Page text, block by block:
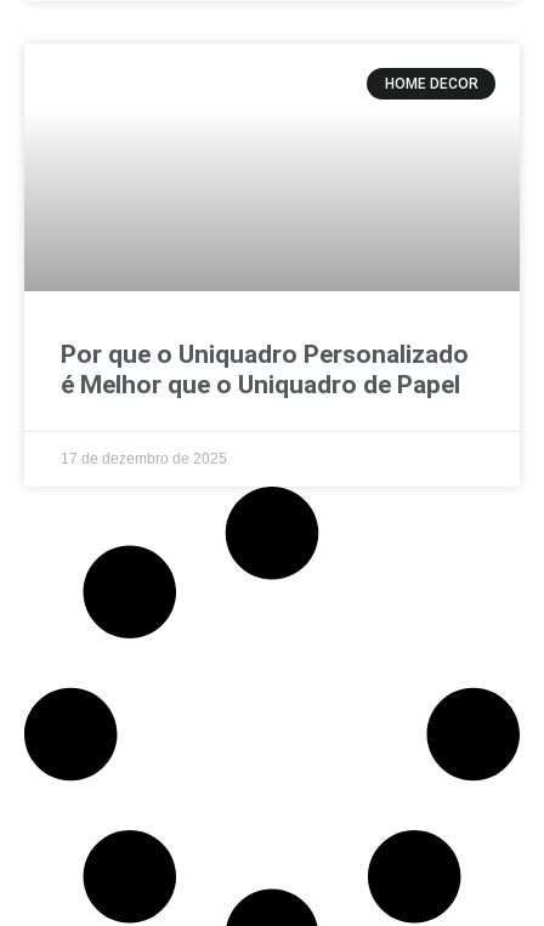
HOME DECOR
Por que o Uniquadro Personalizado
é Melhor que o Uniquadro de Papel
17 de dezembro de 2025